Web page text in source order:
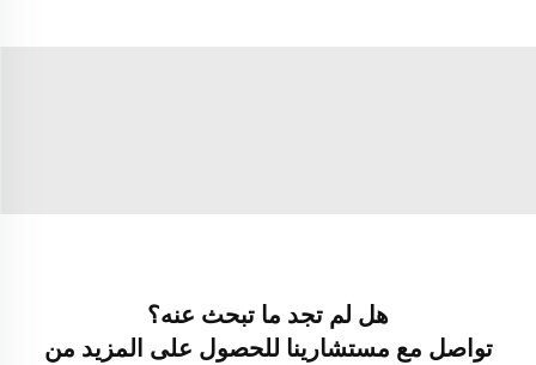
هل لم تجد ما تبحث عنه؟
تواصل مع مستشارينا للحصول على المزيد من